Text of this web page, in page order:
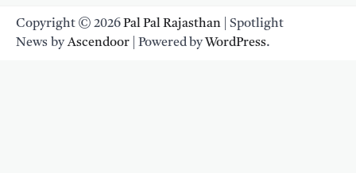
Copyright © 2026Pal Pal Rajasthan | Spotlight
News byAscendoor | Powered byWordPress.